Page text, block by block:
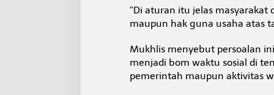
“Di aturan itu jelas
maupun hak guna usaha atas
Mukhlis menyebut persoalan
menjadi bom waktu sosial di
pemerintah maupun aktivitas